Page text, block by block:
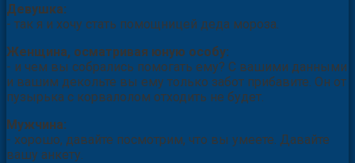
Девушка:
- так я и хочу стать помощницей деда мороза.
Женщина, осматривая юную особу:
- и чем вы собрались помогать ему? С вашими данными
и вашим декольте вы ему только забот прибавите. Он от
пузырька с корвалолом отходить не будет.
Мужчина:
- хорошо, давайте посмотрим, что вы умеете. Давайте
вашу анкету.